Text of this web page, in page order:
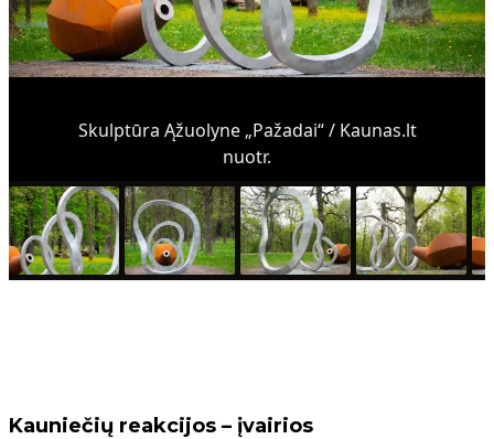
Skulptūra Ąžuolyne „Pažadai“ / Kaunas.lt
nuotr.
Kauniečių reakcijos – įvairios